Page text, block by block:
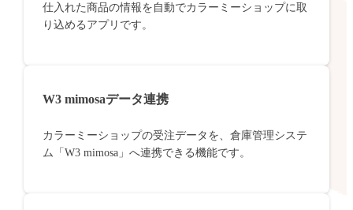
仕入れた商品の情報を自動でカラーミーショップに取
り込めるアプリです。
W3 mimosaデータ連携
カラーミーショップの受注データを、倉庫管理システ
ム「W3 mimosa」へ連携できる機能です。